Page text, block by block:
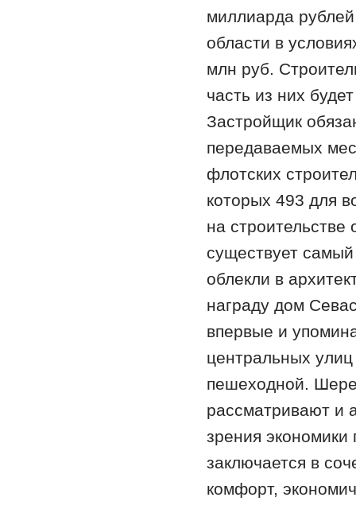
миллиарда
области в
млн руб.
часть из них
Застройщик
передаваемых
флотских
которых 493 для
на строительстве
существует
облекли в
награду дом
впервые и
центральных
пешеходной.
рассматривают и
зрения экономики
заключается в
комфорт,